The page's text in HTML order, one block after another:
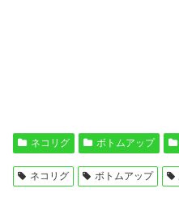
ネコリグ ボトムアップ
ネコリグ ボトムアップ